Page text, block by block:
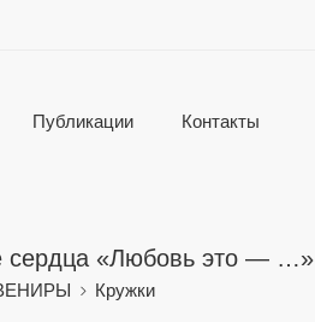
Публикации Контакты
сердца «Любовь это — …»
Кружки